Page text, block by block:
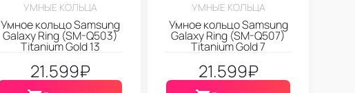
УМНЫЕ КОЛЬЦА
Умное кольцо Samsung
Galaxy Ring (SM-Q503)
Titanium Gold 13
21.599₽
УМНЫЕ КОЛЬЦА
Умное кольцо Samsung
Galaxy Ring (SM-Q507)
Titanium Gold 7
21.599₽